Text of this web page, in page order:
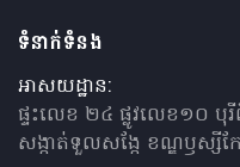
ទំនាក់ទំនង
អាសយដ្ឋាន:
ផ្ទះលេខ ២៤ ផ្លូវលេខ១០ បុ
សង្កាត់ទួលសង្កែ ខណ្ឌឫស្សីកែ